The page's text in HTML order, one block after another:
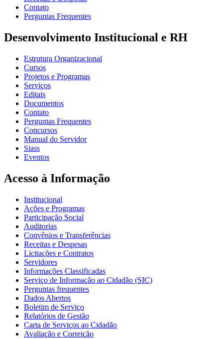
Contato
Perguntas Frequentes
Desenvolvimento Institucional e RH
Estrutura Organizacional
Cursos
Projetos e Programas
Serviços
Editais
Documentos
Contato
Perguntas Frequentes
Concursos
Manual do Servidor
Siass
Eventos
Acesso à Informação
Institucional
Ações e Programas
Participação Social
Auditorias
Convênios e Transferências
Receitas e Despesas
Licitações e Contratos
Servidores
Informações Classificadas
Serviço de Informação ao Cidadão (SIC)
Perguntas frequentes
Dados Abertos
Boletim de Serviço
Relatórios de Gestão
Carta de Serviços ao Cidadão
Avaliação e Correição